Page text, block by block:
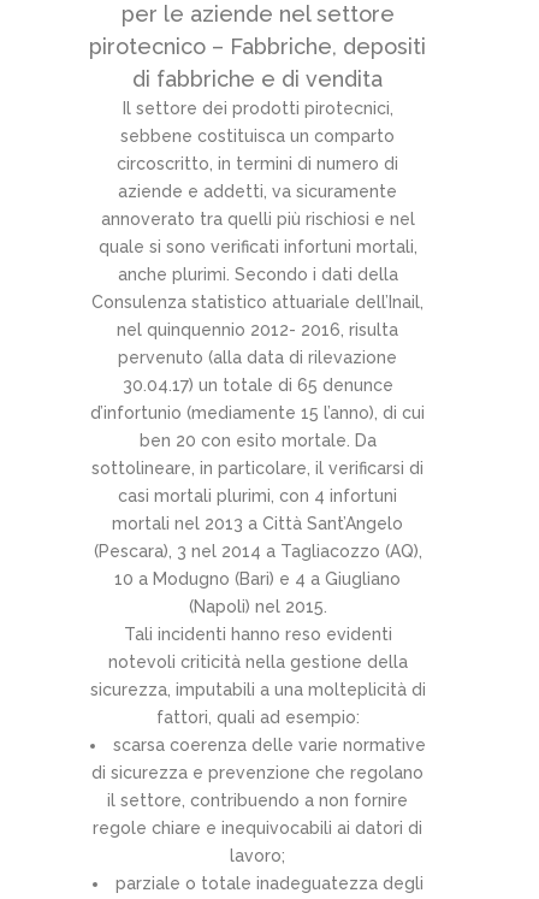
per le aziende nel settore
pirotecnico – Fabbriche, depositi
di fabbriche e di vendita
Il settore dei prodotti pirotecnici,
sebbene costituisca un comparto
circoscritto, in termini di numero di
aziende e addetti, va sicuramente
annoverato tra quelli più rischiosi e nel
quale si sono verificati infortuni mortali,
anche plurimi. Secondo i dati della
Consulenza statistico attuariale dell’Inail,
nel quinquennio 2012- 2016, risulta
pervenuto (alla data di rilevazione
30.04.17) un totale di 65 denunce
d’infortunio (mediamente 15 l’anno), di cui
ben 20 con esito mortale. Da
sottolineare, in particolare, il verificarsi di
casi mortali plurimi, con 4 infortuni
mortali nel 2013 a Città Sant’Angelo
(Pescara), 3 nel 2014 a Tagliacozzo (AQ),
10 a Modugno (Bari) e 4 a Giugliano
(Napoli) nel 2015.
Tali incidenti hanno reso evidenti
notevoli criticità nella gestione della
sicurezza, imputabili a una molteplicità di
fattori, quali ad esempio:
scarsa coerenza delle varie normative
di sicurezza e prevenzione che regolano
il settore, contribuendo a non fornire
regole chiare e inequivocabili ai datori di
lavoro;
parziale o totale inadeguatezza degli